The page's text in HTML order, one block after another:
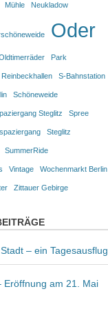
Mühle Neukladow
Oder
Park
Reinbeckhallen S-Bahnstation
Schöneweide
Steglitz Spree
Steglitz
SummerRide
Vintage Wochenmarkt Berlin
Zittauer Gebirge
– ein Tagesausflug
Eröffnung am 21. Mai